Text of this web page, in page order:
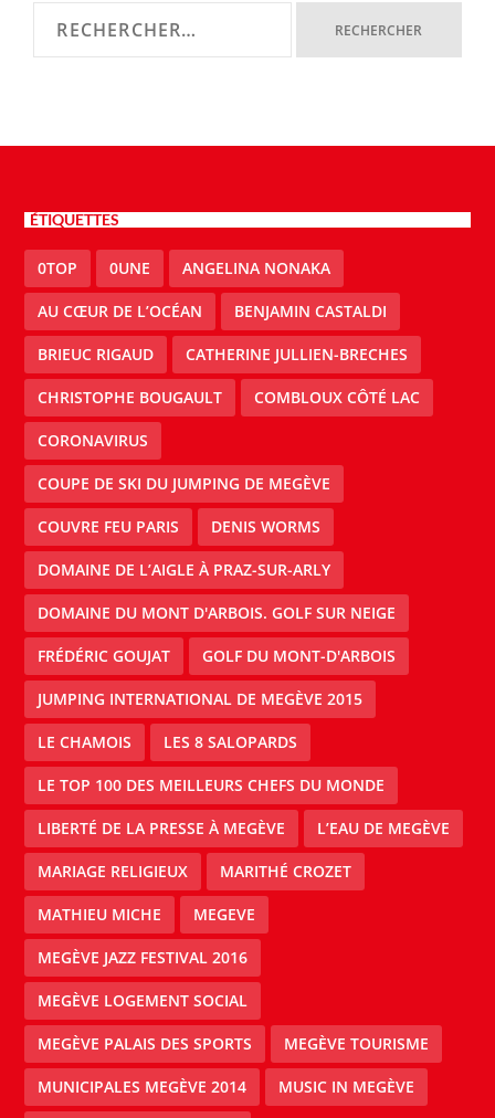
ÉTIQUETTES
0TOP 0UNE ANGELINA NONAKA
AU CŒUR DE L’OCÉAN BENJAMIN CASTALDI
BRIEUC RIGAUD CATHERINE JULLIEN-BRECHES
CHRISTOPHE BOUGAULT COMBLOUX CÔTÉ LAC
CORONAVIRUS
COUPE DE SKI DU JUMPING DE MEGÈVE
COUVRE FEU PARIS DENIS WORMS
DOMAINE DE L’AIGLE À PRAZ-SUR-ARLY
DOMAINE DU MONT D'ARBOIS. GOLF SUR NEIGE
FRÉDÉRIC GOUJAT GOLF DU MONT-D'ARBOIS
JUMPING INTERNATIONAL DE MEGÈVE 2015
LE CHAMOIS LES 8 SALOPARDS
LE TOP 100 DES MEILLEURS CHEFS DU MONDE
LIBERTÉ DE LA PRESSE À MEGÈVE L’EAU DE MEGÈVE
MARIAGE RELIGIEUX MARITHÉ CROZET
MATHIEU MICHE MEGEVE
MEGÈVE JAZZ FESTIVAL 2016
MEGÈVE LOGEMENT SOCIAL
MEGÈVE PALAIS DES SPORTS MEGÈVE TOURISME
MUNICIPALES MEGÈVE 2014 MUSIC IN MEGÈVE